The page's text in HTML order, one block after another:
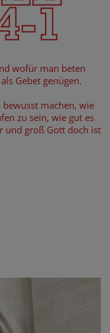
wofür man beten
Gebet genügen.
machen, wie
zu sein, wie gut es
und groß Gott doch ist